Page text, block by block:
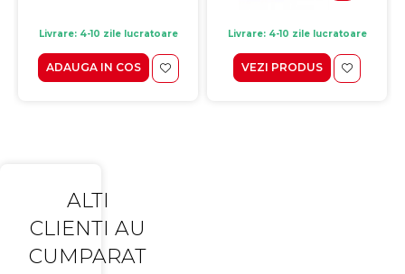
Livrare: 4-10 zile lucratoare
ADAUGA IN COS
Livrare: 4-10 zile lucratoare
VEZI PRODUS
ALTI
CLIENTI AU
CUMPARAT